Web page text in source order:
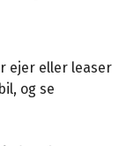
ejer eller leaser
og se